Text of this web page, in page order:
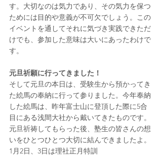
す。大切なのは気力であり、その気力を保つ
ためには目的や意義が不可欠でしょう。この
イベントを通してそれに気づき実践できただ
けでも、参加した意味は大いにあったわけで
す。
元旦祈願に行ってきました！
そして元旦の本日は、受験生から預かってき
た絵馬の奉納に行って参りました。今年奉納
した絵馬は、昨年富士山に登頂した際に5合
目にある浅間大社から戴いてきたものです。
元旦祈祷してもらった後、塾生の皆さんの想
いをひとつひとつ大切に結んできましたよ。
1月2日、3日は理社正月特訓